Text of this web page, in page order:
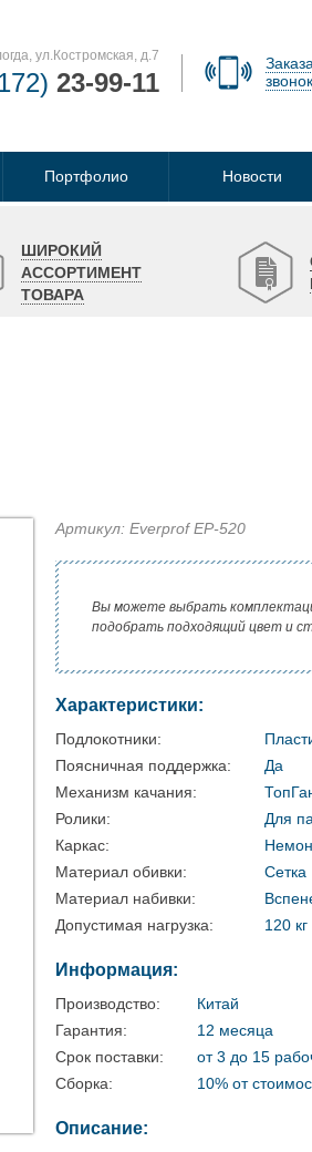
ул.Костромская, д.7
23-99-11
звонок
Портфолио Новости
ШИРОКИЙ
АССОРТИМЕНТ
ТОВАРА
Артикул: Everprof EP-520
Вы можете выбрать
подобрать подходящий цвет и
Характеристики:
Подлокотники:
Поясничная поддержка:
Да
Механизм качания:
Ролики:
Для
Каркас:
Материал обивки:
Сетка
Материал набивки:
Допустимая нагрузка:
120 кг
Информация:
Производство:
Китай
Гарантия:
12 месяца
Срок поставки:
от 3 до 15
Сборка:
10% от
Описание: